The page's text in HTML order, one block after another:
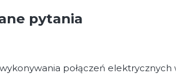
pytania
połączeń